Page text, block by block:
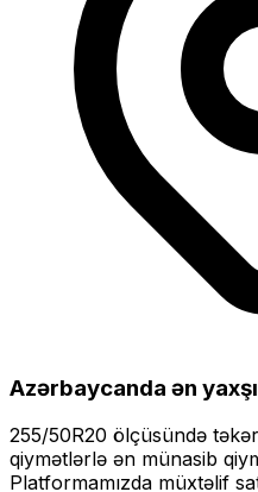
Azərbaycanda ən
255/50R20 ölçüsündə
qiymətlərlə ən münasib
Platformamızda müxtəlif